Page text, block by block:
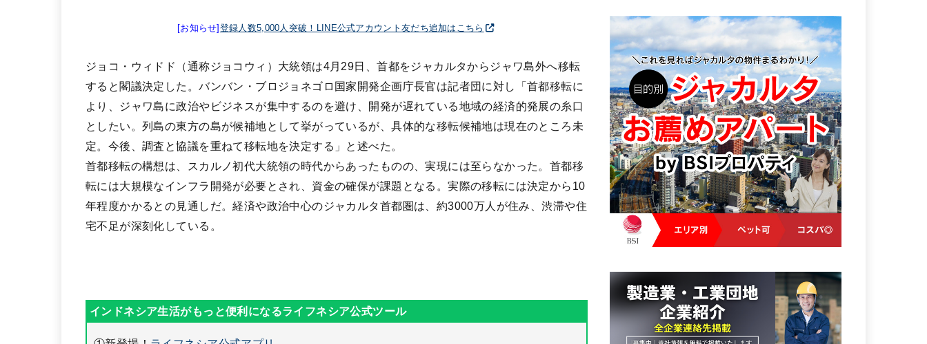
[お知らせ] 登録人数5,000人突破！LINE公式アカウント友だち追加はこちら
ジョコ・ウィドド（通称ジョコウィ）大統領は4月29日、首都をジャカルタからジャワ島外へ移転
すると閣議決定した。バンバン・ブロジョネゴロ国家開発企画庁長官は記者団に対し「首都移転に
より、ジャワ島に政治やビジネスが集中するのを避け、開発が遅れている地域の経済的発展の糸口
としたい。列島の東方の島が候補地として挙がっているが、具体的な移転候補地は現在のところ未
定。今後、調査と協議を重ねて移転地を決定する」と述べた。
首都移転の構想は、スカルノ初代大統領の時代からあったものの、実現には至らなかった。首都移
転には大規模なインフラ開発が必要とされ、資金の確保が課題となる。実際の移転には決定から10
年程度かかるとの見通しだ。経済や政治中心のジャカルタ首都圏は、約3000万人が住み、渋滞や住
宅不足が深刻化している。